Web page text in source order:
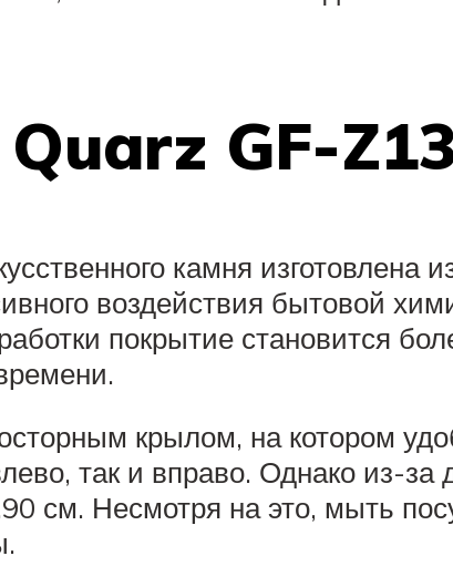
GF-
камня
воздействия бытовой
покрытие становится
крылом, на котором
так и вправо. Однако из-
см. Несмотря на это, мыть